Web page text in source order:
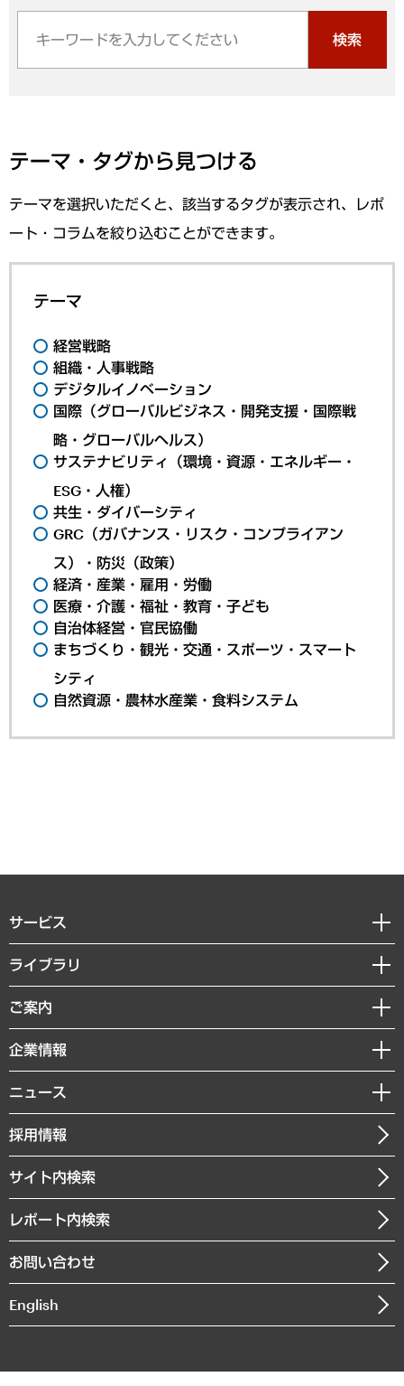
検索
テーマ・タグから見つける
テーマを選択いただくと、該当するタグが表示され、レポ
ート・コラムを絞り込むことができます。
テーマ
経営戦略
組織・人事戦略
デジタルイノベーション
国際（グローバルビジネス・開発支援・国際戦
略・グローバルヘルス）
サステナビリティ（環境・資源・エネルギー・
ESG・人権）
共生・ダイバーシティ
GRC（ガバナンス・リスク・コンプライアン
ス）・防災（政策）
経済・産業・雇用・労働
医療・介護・福祉・教育・子ども
自治体経営・官民協働
まちづくり・観光・交通・スポーツ・スマート
シティ
自然資源・農林水産業・食料システム
サービス
経営戦略
組織・人事戦略
デジタルイノベーション
共生・ダイバーシティ
GRC（ガバナンス・リスク・コンプライアンス）・防災（政策）
経済・産業・雇用・労働
まちづくり・観光・交通・スポーツ・スマートシティ
自然資源・農林水産業・食料システム
ライブラリ
経済調査
レポート
コラム
経営用語集
受託・受注実績（官公庁関連）
メディア掲載・出演
ご案内
セミナー・イベント情報
MUFGビジネスセミナー
受託案件情報
企業情報
私たちの想い
社長メッセージ
会社概要
沿革
組織図・本部部室紹介
インドネシア現地法人
個人情報保護方針
ニュース
ニュースリリース
お知らせ
採用情報
サイト内検索
レポート内検索
お問い合わせ
English